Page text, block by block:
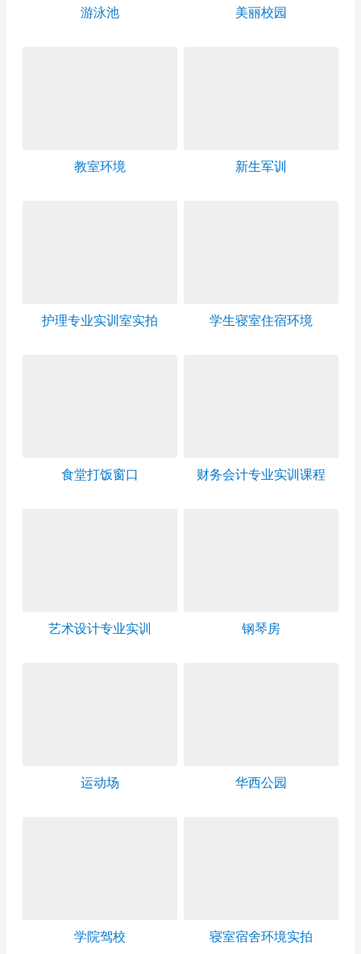
游泳池 美丽校园
教室环境 新生军训
护理专业实训室实拍 学生寝室住宿环境
食堂打饭窗口 财务会计专业实训课程
艺术设计专业实训 钢琴房
运动场 华西公园
学院驾校 寝室宿舍环境实拍